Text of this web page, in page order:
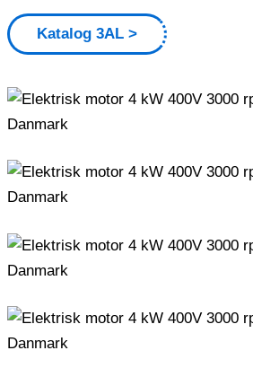
Katalog 3AL